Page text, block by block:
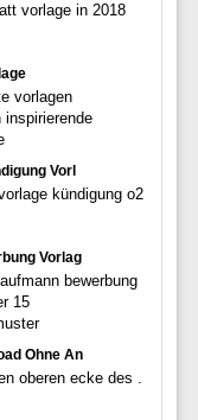
vorlage in 2018
vorlagen
inspirierende
Vorl
kündigung o2
Vorlag
bewerbung
15
Ohne An
oberen ecke des .